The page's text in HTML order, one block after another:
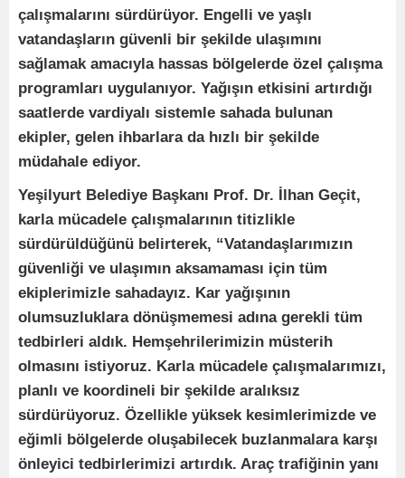
çalışmalarını sürdürüyor. Engelli ve yaşlı
vatandaşların güvenli bir şekilde ulaşımını
sağlamak amacıyla hassas bölgelerde özel çalışma
programları uygulanıyor. Yağışın etkisini artırdığı
saatlerde vardiyalı sistemle sahada bulunan
ekipler, gelen ihbarlara da hızlı bir şekilde
müdahale ediyor.
Yeşilyurt Belediye Başkanı Prof. Dr. İlhan Geçit,
karla mücadele çalışmalarının titizlikle
sürdürüldüğünü belirterek, “Vatandaşlarımızın
güvenliği ve ulaşımın aksamaması için tüm
ekiplerimizle sahadayız. Kar yağışının
olumsuzluklara dönüşmemesi adına gerekli tüm
tedbirleri aldık. Hemşehrilerimizin müsterih
olmasını istiyoruz. Karla mücadele çalışmalarımızı,
planlı ve koordineli bir şekilde aralıksız
sürdürüyoruz. Özellikle yüksek kesimlerimizde ve
eğimli bölgelerde oluşabilecek buzlanmalara karşı
önleyici tedbirlerimizi artırdık. Araç trafiğinin yanı